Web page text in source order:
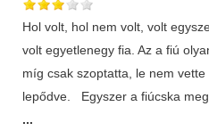
Hol volt, hol nem volt, volt
volt egyetlenegy fia. Az a fiú
míg csak szoptatta, le nem
lepődve. Egyszer a fiúcska
...